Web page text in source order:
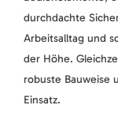
durchdachte
Arbeitsalltag und
der Höhe.
robuste Bauweise
Einsatz.